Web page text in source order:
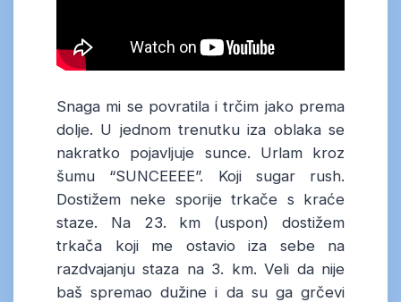
Snaga mi se povratila i trčim jako prema
dolje. U jednom trenutku iza oblaka se
nakratko pojavljuje sunce. Urlam kroz
šumu “SUNCEEEE”. Koji sugar rush.
Dostižem neke sporije trkače s kraće
staze. Na 23. km (uspon) dostižem
trkača koji me ostavio iza sebe na
razdvajanju staza na 3. km. Veli da nije
baš spremao dužine i da su ga grčevi